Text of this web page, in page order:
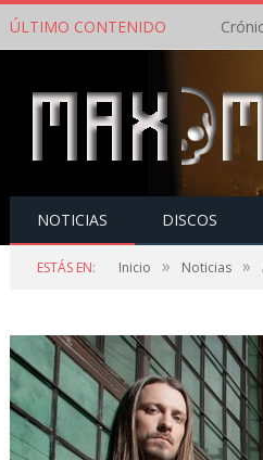
ÚLTIMO CONTENIDO
NOTICIAS DISCOS
ESTÁS EN: Inicio » Noticias »